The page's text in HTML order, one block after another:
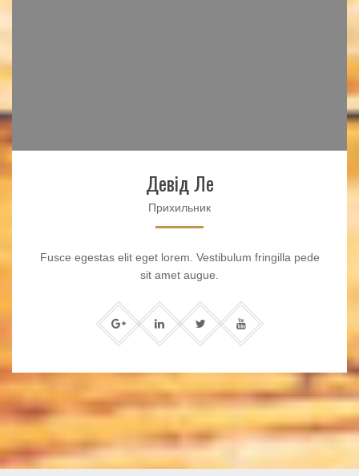
Девід Ле
Прихильник
Fusce egestas elit eget lorem. Vestibulum fringilla pede
sit amet augue.